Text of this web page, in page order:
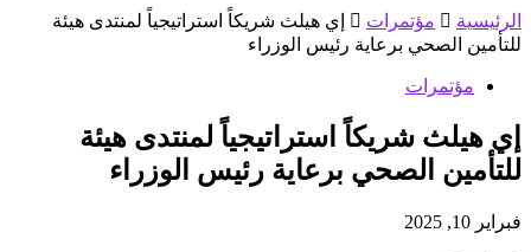
الرئيسية مؤتمرات
إي هيلث شريكاً استراتيجياً لمنتدى هيئة
للتأمين الصحي برعاية رئيس الوزراء
مؤتمرات
إي هيلث شريكاً استراتيجياً لمنتدى هيئة
للتأمين الصحي برعاية رئيس الوزراء
فبراير 10, 2025